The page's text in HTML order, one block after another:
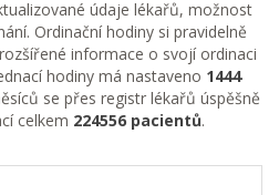
údaje lékařů, možnost
Ordinační hodiny si pravidelně
informace o svojí ordinaci
hodiny má nastaveno 1444
se přes registr lékařů úspěšně
celkem 224556 pacientů.